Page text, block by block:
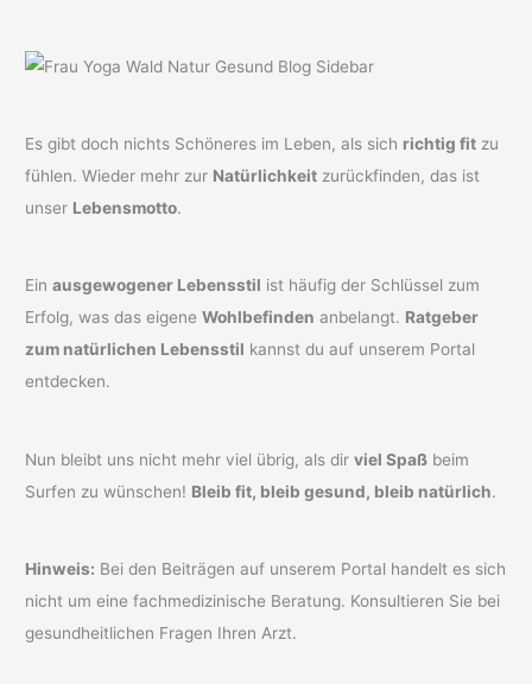
Es gibt doch nichts Schöneres im Leben, als sich richtig fit zu
fühlen. Wieder mehr zur Natürlichkeit zurückfinden, das ist
unser Lebensmotto.
Einausgewogener Lebensstil ist häufig der Schlüssel zum
Erfolg, was das eigeneWohlbefinden anbelangt. Ratgeber
zum natürlichen Lebensstil kannst du auf unserem Portal
entdecken.
Nun bleibt uns nicht mehr viel übrig, als dirviel Spaß beim
Surfen zu wünschen! Bleib fit, bleib gesund, bleib natürlich.
Hinweis: Bei den Beiträgen auf unserem Portal handelt es sich
nicht um eine fachmedizinische Beratung. Konsultieren Sie bei
gesundheitlichen Fragen Ihren Arzt.